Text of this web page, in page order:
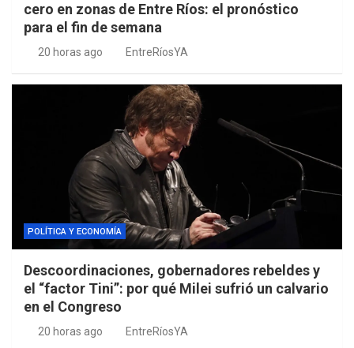
cero en zonas de Entre Ríos: el pronóstico
para el fin de semana
20 horas ago EntreRíosYA
POLÍTICA Y ECONOMÍA
Descoordinaciones, gobernadores rebeldes y
el “factor Tini”: por qué Milei sufrió un calvario
en el Congreso
20 horas ago EntreRíosYA